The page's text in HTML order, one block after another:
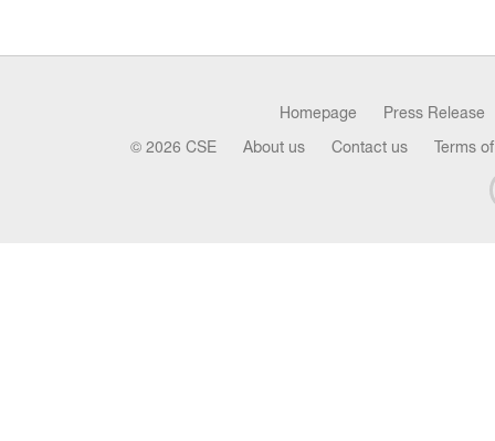
Homepage Press Release
© 2026 CSE About us Contact us Terms